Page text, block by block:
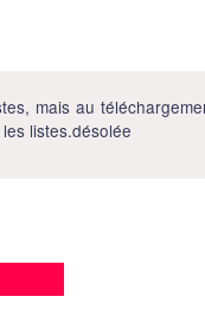
mais au
listes.désolée